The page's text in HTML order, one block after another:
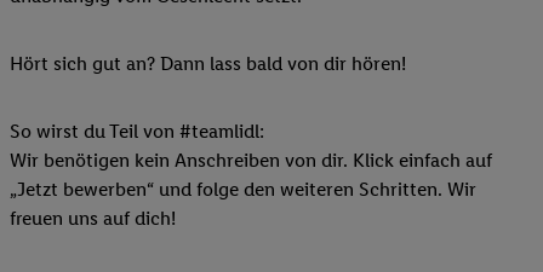
Hört sich gut an? Dann lass bald von dir hören!
So wirst du Teil von #teamlidl:
Wir benötigen kein Anschreiben von dir. Klick einfach auf
„Jetzt bewerben“ und folge den weiteren Schritten. Wir
freuen uns auf dich!